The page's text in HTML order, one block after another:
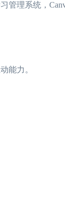
管理系统，
能力。